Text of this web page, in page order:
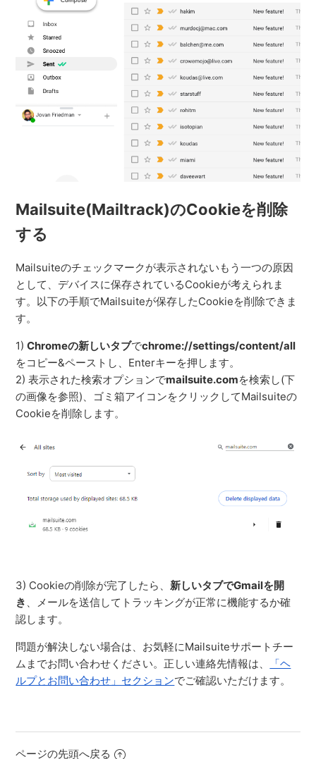
Mailsuite(Mailtrack)のCookieを削除
する
Mailsuiteのチェックマークが表示されないもう一つの原因
として、デバイスに保存されているCookieが考えられま
す。以下の手順でMailsuiteが保存したCookieを削除できま
す。
1)Chromeの新しいタブでchrome://settings/content/all
をコピー&ペーストし、Enterキーを押します。
2) 表示された検索オプションでmailsuite.comを検索し(下
の画像を参照)、ゴミ箱アイコンをクリックしてMailsuiteの
Cookieを削除します。
3) Cookieの削除が完了したら、新しいタブでGmailを開
き 、メールを送信してトラッキングが正常に機能するか確
認します。
問題が解決しない場合は、お気軽にMailsuiteサポートチー
ムまでお問い合わせください。正しい連絡先情報は、
「ヘ
ルプとお問い合わせ」セクションでご確認いただけます。
ページの先頭へ戻る